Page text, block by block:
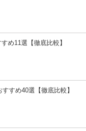
め11選【徹底比較】
すめ40選【徹底比較】